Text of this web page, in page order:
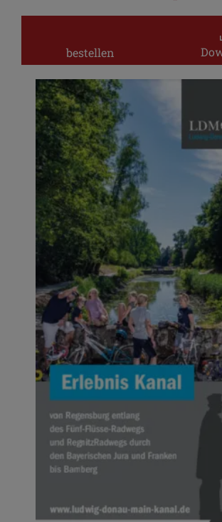
bestellen